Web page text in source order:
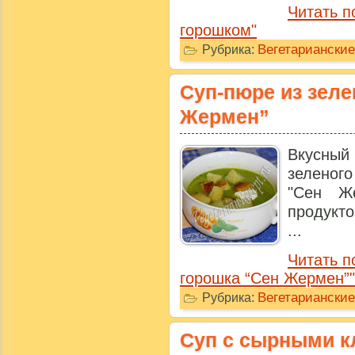
Читать
горошком"
Рубрика:
Суп-пюре из
Жермен”
"Сен
...
Читать
горошка “Сен Жермен”"
Рубрика:
Суп с сырными